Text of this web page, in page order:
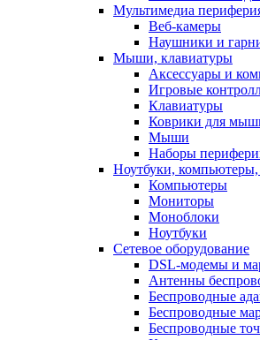
Мультимедиа
Веб-камеры
Наушники и
Мыши, клавиатуры
Аксессуары и
Игровые
Клавиатуры
Коврики для
Мыши
Наборы
Ноутбуки,
Компьютеры
Мониторы
Моноблоки
Ноутбуки
Сетевое оборудование
DSL-модемы и
Антенны
Беспроводные
Беспроводные
Беспроводные